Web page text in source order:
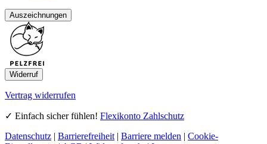
Auszeichnungen
Widerruf
Vertrag widerrufen
✓ Einfach sicher fühlen! Flexikonto Zahlschutz
Datenschutz | Barrierefreiheit | Barriere melden | Cookie-